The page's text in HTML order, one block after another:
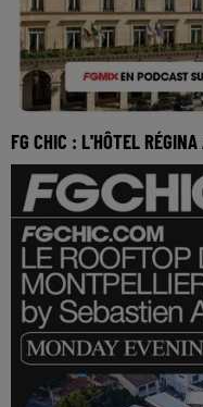
FG CHIC : L'HÔTEL
Réécoutez le FG Chic
Belle Boutique du lundi